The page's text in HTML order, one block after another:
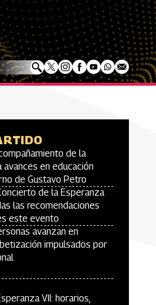
de la
avances en educación
de Gustavo Petro
de la Esperanza
las recomendaciones
este evento
avanzan en
impulsados por
VII: horarios,